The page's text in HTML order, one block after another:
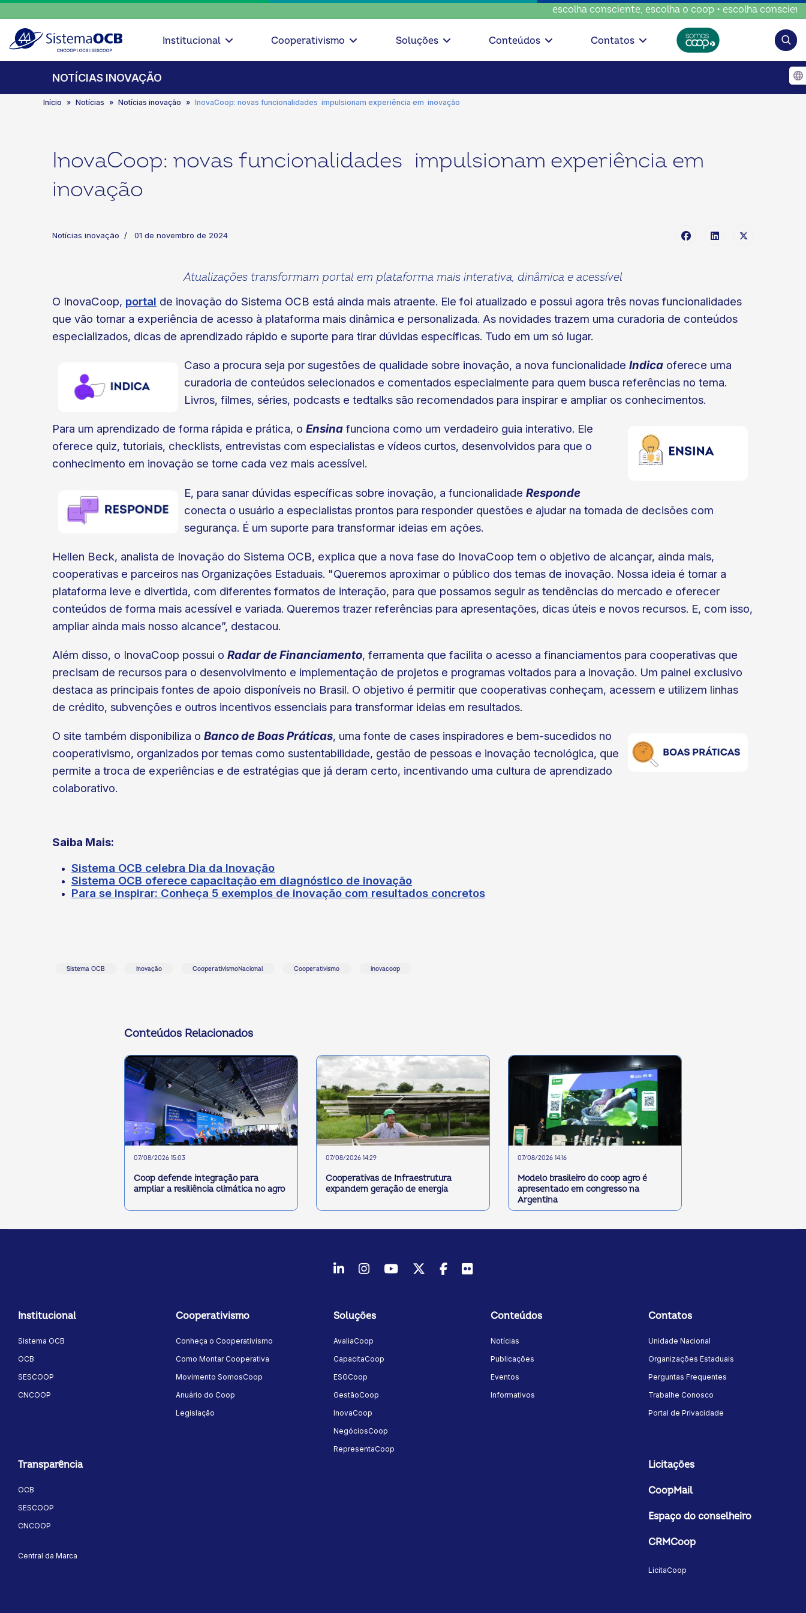
escolha consciente, escolha o coop • escolha consciente,
Institucional Cooperativismo Soluções Conteúdos Contatos
NOTÍCIAS INOVAÇÃO
Início Notícias Notícias inovação InovaCoop: novas funcionalidades impulsionam experiência em inovação
InovaCoop: novas funcionalidades impulsionam experiência em
inovação
Notícias inovação 01 de novembro de 2024
Atualizações transformam portal em plataforma mais interativa, dinâmica e acessível
O InovaCoop, portal de inovação do Sistema OCB está ainda mais atraente. Ele foi atualizado e possui agora três novas funcionalidades
que vão tornar a experiência de acesso à plataforma mais dinâmica e personalizada. As novidades trazem uma curadoria de conteúdos
especializados, dicas de aprendizado rápido e suporte para tirar dúvidas específicas. Tudo em um só lugar.
Caso a procura seja por sugestões de qualidade sobre inovação, a nova funcionalidade Indica oferece uma
curadoria de conteúdos selecionados e comentados especialmente para quem busca referências no tema.
Livros, filmes, séries, podcasts e tedtalks são recomendados para inspirar e ampliar os conhecimentos.
Para um aprendizado de forma rápida e prática, o Ensina funciona como um verdadeiro guia interativo. Ele
oferece quiz, tutoriais, checklists, entrevistas com especialistas e vídeos curtos, desenvolvidos para que o
conhecimento em inovação se torne cada vez mais acessível.
E, para sanar dúvidas específicas sobre inovação, a funcionalidade Responde
conecta o usuário a especialistas prontos para responder questões e ajudar na tomada de decisões com
segurança. É um suporte para transformar ideias em ações.
Hellen Beck, analista de Inovação do Sistema OCB, explica que a nova fase do InovaCoop tem o objetivo de alcançar, ainda mais,
cooperativas e parceiros nas Organizações Estaduais. "Queremos aproximar o público dos temas de inovação. Nossa ideia é tornar a
plataforma leve e divertida, com diferentes formatos de interação, para que possamos seguir as tendências do mercado e oferecer
conteúdos de forma mais acessível e variada. Queremos trazer referências para apresentações, dicas úteis e novos recursos. E, com isso,
ampliar ainda mais nosso alcance”, destacou.
Além disso, o InovaCoop possui o Radar de Financiamento, ferramenta que facilita o acesso a financiamentos para cooperativas que
precisam de recursos para o desenvolvimento e implementação de projetos e programas voltados para a inovação. Um painel exclusivo
destaca as principais fontes de apoio disponíveis no Brasil. O objetivo é permitir que cooperativas conheçam, acessem e utilizem linhas
de crédito, subvenções e outros incentivos essenciais para transformar ideias em resultados.
O site também disponibiliza o Banco de Boas Práticas, uma fonte de cases inspiradores e bem-sucedidos no
cooperativismo, organizados por temas como sustentabilidade, gestão de pessoas e inovação tecnológica, que
permite a troca de experiências e de estratégias que já deram certo, incentivando uma cultura de aprendizado
colaborativo.
Saiba Mais:
Sistema OCB celebra Dia da Inovação
Sistema OCB oferece capacitação em diagnóstico de inovação
Para se inspirar: Conheça 5 exemplos de inovação com resultados concretos
Sistema OCB inovação CooperativismoNacional Cooperativismo inovacoop
Conteúdos Relacionados
07/08/2026 15:03
Coop defende integração para
ampliar a resiliência climática no agro
07/08/2026 14:29
Cooperativas de Infraestrutura
expandem geração de energia
07/08/2026 14:16
Modelo brasileiro do coop agro é
apresentado em congresso na
Argentina
LinkedInInstagram
YoutubeTwitter/X
Facebook
Flickr
Institucional
Sistema OCB
OCB
SESCOOP
CNCOOP
Cooperativismo
Conheça o Cooperativismo
Como Montar Cooperativa
Movimento SomosCoop
Anuário do Coop
Legislação
Soluções
AvaliaCoop
CapacitaCoop
ESGCoop
GestãoCoop
InovaCoop
NegóciosCoop
RepresentaCoop
Conteúdos
Notícias
Publicações
Eventos
Informativos
Contatos
Unidade Nacional
Organizações Estaduais
Perguntas Frequentes
Trabalhe Conosco
Portal de Privacidade
Transparência
OCB
SESCOOP
CNCOOP
Central da Marca
Licitações
CoopMail
Espaço do conselheiro
CRMCoop
LicitaCoop